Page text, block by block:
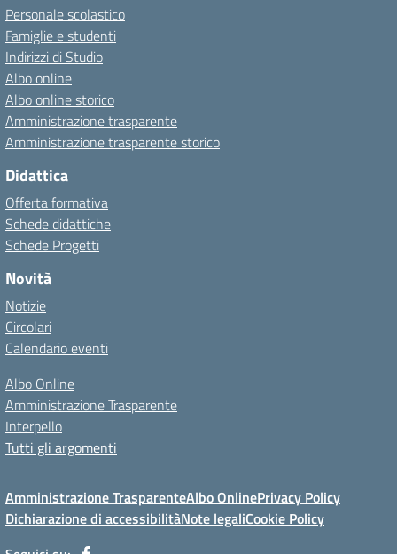
Personale scolastico
Famiglie e studenti
Indirizzi di Studio
Albo online
Albo online storico
Amministrazione trasparente
Amministrazione trasparente storico
Didattica
Offerta formativa
Schede didattiche
Schede Progetti
Novità
Notizie
Circolari
Calendario eventi
Albo Online
Amministrazione Trasparente
Interpello
Tutti gli argomenti
Amministrazione TrasparenteAlbo OnlinePrivacy Policy
Dichiarazione di accessibilitàNote legaliCookie Policy